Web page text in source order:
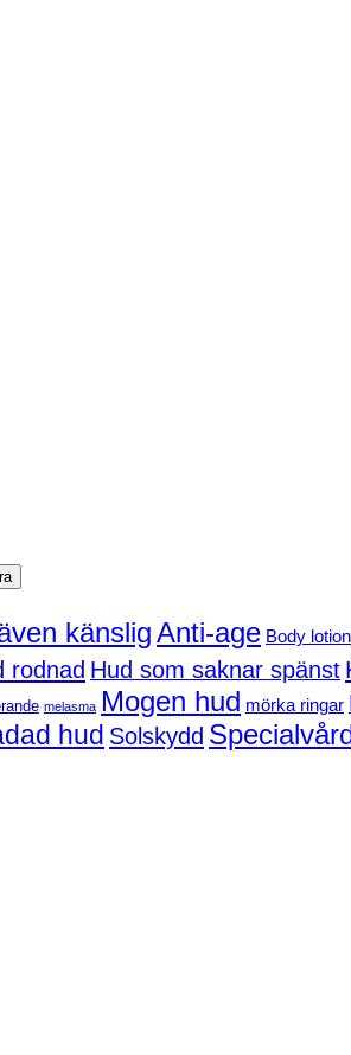
känsligAnti-age Body lotion
rodnad Hud som saknar spänst
melasma Mogen hud mörka ringar
hud Solskydd